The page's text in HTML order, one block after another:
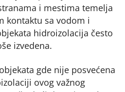
i mestima temelja
kontaktu sa vodom i
hidroizolacija često
izvedena.
gde nije posvećena
ovog važnog